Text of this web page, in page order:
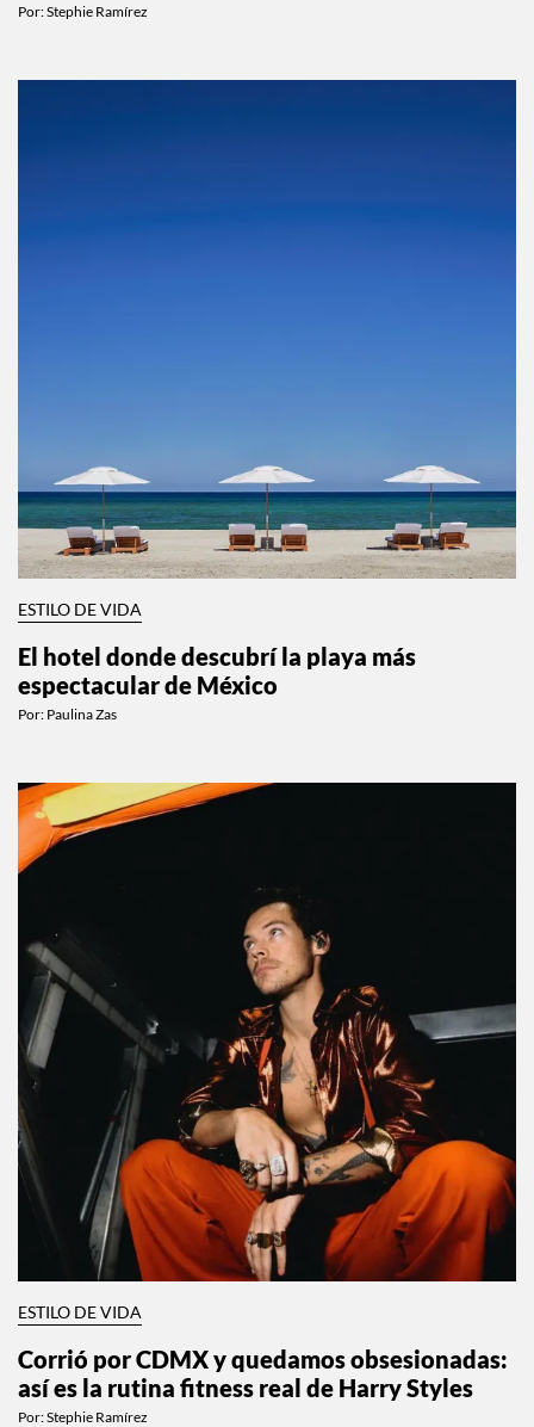
Por:Stephie Ramírez
ESTILO DE VIDA
El hotel donde descubrí la playa más
espectacular de México
Por: Paulina Zas
ESTILO DE VIDA
Corrió por CDMX y quedamos obsesionadas:
así es la rutina fitness real de Harry Styles
Por:Stephie Ramírez